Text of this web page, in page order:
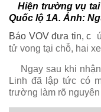
Hiện trường vụ
Quốc lộ 1A. Ảnh:
Báo VOV đưa tin, c
tử vong tại chỗ, hai
Ngay sau khi
Linh đã lập tức có
trường làm rõ nguyên